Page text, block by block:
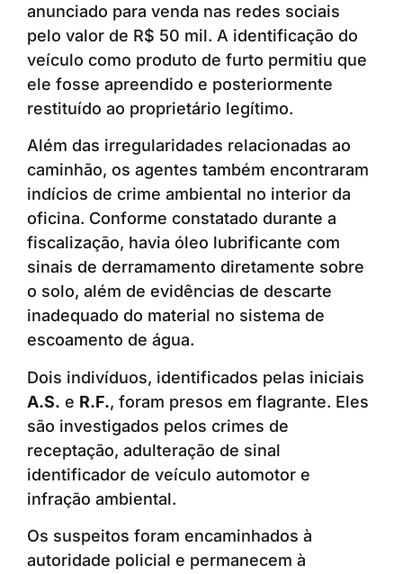
anunciado para venda nas redes sociais
pelo valor de R$ 50 mil. A identificação do
veículo como produto de furto permitiu que
ele fosse apreendido e posteriormente
restituído ao proprietário legítimo.
Além das irregularidades relacionadas ao
caminhão, os agentes também encontraram
indícios de crime ambiental no interior da
oficina. Conforme constatado durante a
fiscalização, havia óleo lubrificante com
sinais de derramamento diretamente sobre
o solo, além de evidências de descarte
inadequado do material no sistema de
escoamento de água.
Dois indivíduos, identificados pelas iniciais
A.S. e R.F., foram presos em flagrante. Eles
são investigados pelos crimes de
receptação, adulteração de sinal
identificador de veículo automotor e
infração ambiental.
Os suspeitos foram encaminhados à
autoridade policial e permanecem à